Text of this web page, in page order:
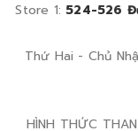
Store 1: 524-526
Thứ Hai - Chủ
HÌNH THỨC